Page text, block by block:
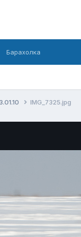
Барахолка
IMG_7325.jpg